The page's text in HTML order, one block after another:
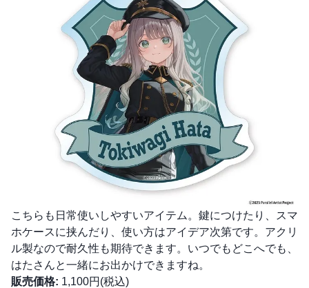
こちらも日常使いしやすいアイテム。鍵につけたり、スマ
ホケースに挟んだり、使い方はアイデア次第です。アクリ
ル製なので耐久性も期待できます。いつでもどこへでも、
はたさんと一緒にお出かけできますね。
販売価格: 1,100円(税込)